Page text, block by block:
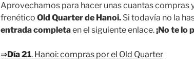
Aprovechamos para hacer unas cuantas compras
frenético Old Quarter de Hanoi. Si todavía no la
entrada completaen el siguiente enlace.¡No te lo
⇒Día 21. Hanoi: compras por el Old Quarter